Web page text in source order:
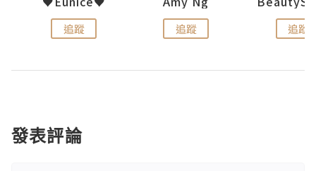
追蹤 追蹤 追蹤
發表評論